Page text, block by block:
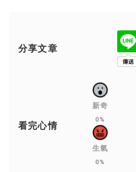
分享文章
看完心情
新奇
0%
生氣
0%